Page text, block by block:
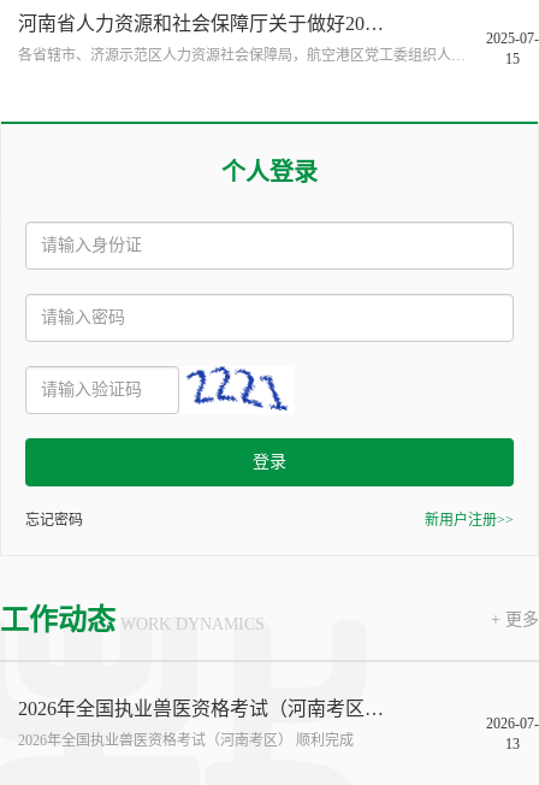
河南省人力资源和社会保障厅关于做好2025年全省专业技术人员继续教育工作的通知
各省辖市、济源示范区人力资源社会保障局，航空港区党工委组织人事部，有关省直单位、省属高校、科研院所...
2025-07-
15
个人登录
登录
忘记密码 新用户注册>>
工作动态 WORK DYNAMICS + 更多
2026年全国执业兽医资格考试（河南考区） 顺利完成
2026年全国执业兽医资格考试（河南考区） 顺利完成
2026-07-
13